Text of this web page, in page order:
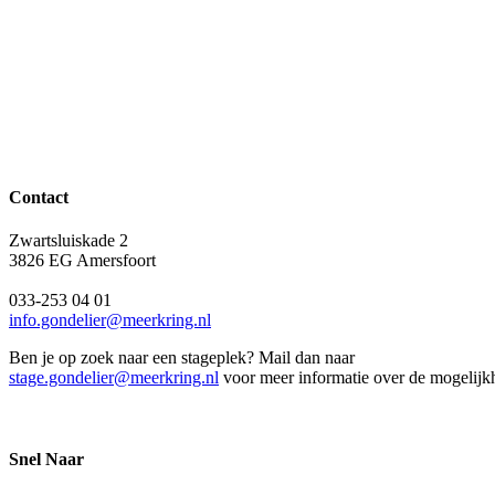
Contact
Zwartsluiskade 2
3826 EG Amersfoort
033-253 04 01
info.gondelier@meerkring.nl
Ben je op zoek naar een stageplek? Mail dan naar
stage.gondelier@meerkring.nl voor meer informatie over de
Snel Naar